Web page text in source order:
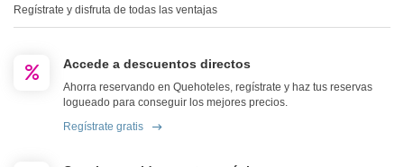
Regístrate y disfruta de todas las ventajas
Accede a descuentos directos
Ahorra reservando en Quehoteles, regístrate y haz tus reservas
logueado para conseguir los mejores precios.
Regístrate gratis